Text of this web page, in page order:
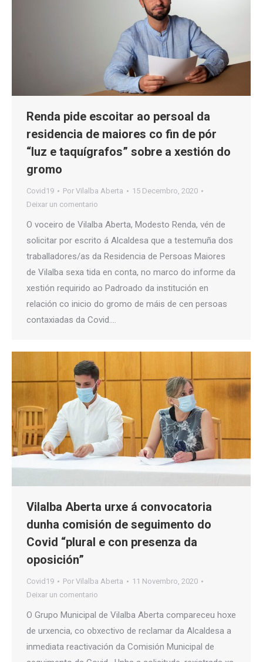
Renda pide escoitar ao persoal da
residencia de maiores co fin de pór
“luz e taquígrafos” sobre a xestión do
gromo
Covid19 Por Vilalba Aberta
15 Decembro, 2020
Deixar un comentario
O voceiro de Vilalba Aberta, Modesto Renda, vén de
solicitar por escrito á Alcaldesa que a testemuña dos
traballadores/as da Residencia de Persoas Maiores
de Vilalba sexa tida en conta, no marco do informe da
xestión requirido ao Padroado da institución en
relación co inicio do gromo de máis de cen persoas
contaxiadas da Covid.…
Vilalba Aberta urxe á convocatoria
dunha comisión de seguimento do
Covid “plural e con presenza da
oposición”
Covid19 Por Vilalba Aberta
11 Novembro, 2020
Deixar un comentario
O Grupo Municipal de Vilalba Aberta compareceu hoxe
de urxencia, co obxectivo de reclamar da Alcaldesa a
inmediata reactivación da Comisión Municipal de